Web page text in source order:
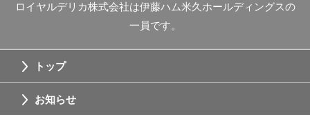
ロイヤルデリカ株式会社は伊藤ハム米久ホールディングスの
一員です。
トップ
お知らせ